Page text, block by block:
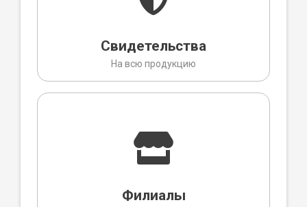
Свидетельства
На всю продукцию
Филиалы